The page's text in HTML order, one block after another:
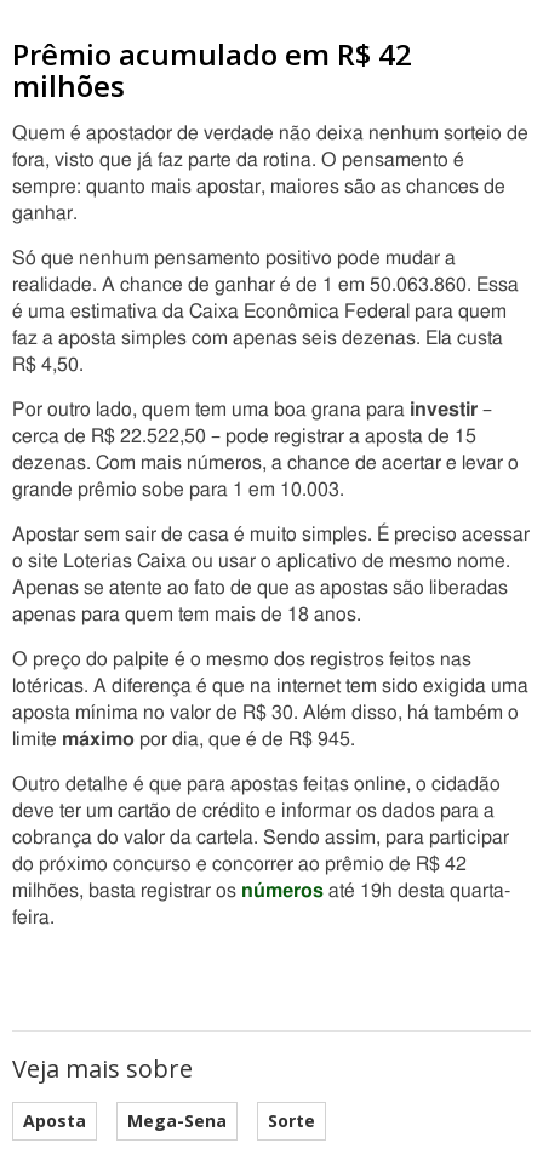
Prêmio acumulado em R$ 42
milhões
Quem é apostador de verdade não deixa nenhum sorteio de
fora, visto que já faz parte da rotina. O pensamento é
sempre: quanto mais apostar, maiores são as chances de
ganhar.
Só que nenhum pensamento positivo pode mudar a
realidade. A chance de ganhar é de 1 em 50.063.860. Essa
é uma estimativa da Caixa Econômica Federal para quem
faz a aposta simples com apenas seis dezenas. Ela custa
R$ 4,50.
Por outro lado, quem tem uma boa grana para investir –
cerca de R$ 22.522,50 – pode registrar a aposta de 15
dezenas. Com mais números, a chance de acertar e levar o
grande prêmio sobe para 1 em 10.003.
Apostar sem sair de casa é muito simples. É preciso acessar
o site Loterias Caixa ou usar o aplicativo de mesmo nome.
Apenas se atente ao fato de que as apostas são liberadas
apenas para quem tem mais de 18 anos.
O preço do palpite é o mesmo dos registros feitos nas
lotéricas. A diferença é que na internet tem sido exigida uma
aposta mínima no valor de R$ 30. Além disso, há também o
limite máximo por dia, que é de R$ 945.
Outro detalhe é que para apostas feitas online, o cidadão
deve ter um cartão de crédito e informar os dados para a
cobrança do valor da cartela. Sendo assim, para participar
do próximo concurso e concorrer ao prêmio de R$ 42
milhões, basta registrar os números até 19h desta quarta-
feira.
Veja mais sobre
Aposta Mega-Sena Sorte